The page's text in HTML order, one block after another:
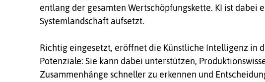
entlang der gesamten Wertschöpfungskette. KI ist dabei
Systemlandschaft aufsetzt.
Richtig eingesetzt, eröffnet die Künstliche Intelligenz in
Potenziale: Sie kann dabei unterstützen,
Zusammenhänge schneller zu erkennen und